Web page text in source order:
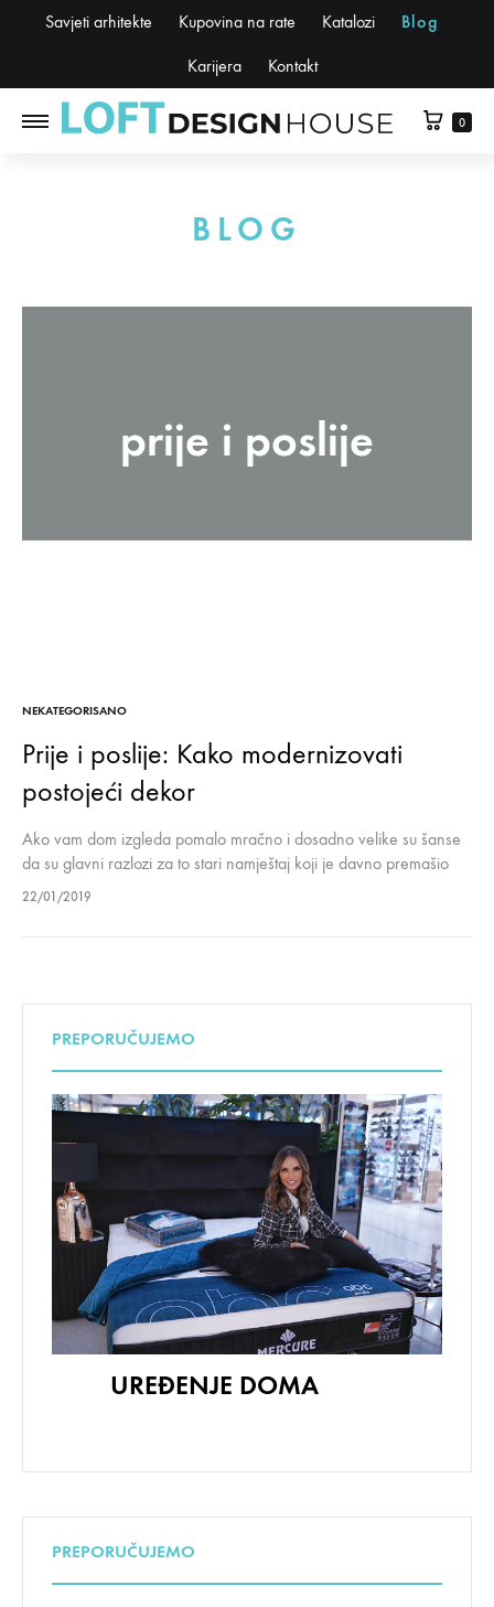
Savjeti arhitekte Kupovina na rate Katalozi Blog
Karijera Kontakt
0
BLOG
prije i poslije
NEKATEGORISANO
Prije i poslije: Kako modernizovati
postojeći dekor
Ako vam dom izgleda pomalo mračno i dosadno velike su šanse
da su glavni razlozi za to stari namještaj koji je davno premašio
svoj rok trajanja i prilično monoton odabir…
22/01/2019
PREPORUČUJEMO
UREĐENJE DOMA
PREPORUČUJEMO